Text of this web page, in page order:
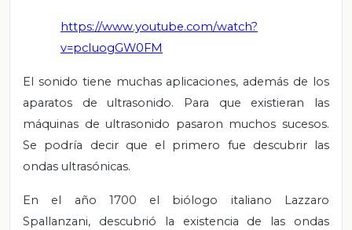
https://www.youtube.com/watch?
v=pcIuogGW0FM
El sonido tiene muchas aplicaciones, además de los
aparatos de ultrasonido. Para que existieran las
máquinas de ultrasonido pasaron muchos sucesos.
Se podría decir que el primero fue descubrir las
ondas ultrasónicas.
En el año 1700 el biólogo italiano Lazzaro
Spallanzani, descubrió la existencia de las ondas